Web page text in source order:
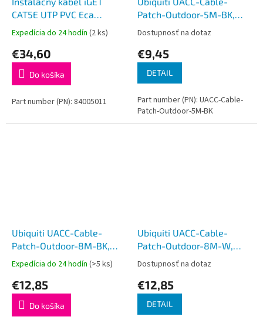
CAT5E UTP PVC Eca
100m/rola, kábel drôt, s
triedou reakcie na oheň
Eca
Expedícia do 24 hodín (2 ks)
€34,60
Do košíka
Part number (PN): 84005011
Patch-Outdoor-5M-BK,
Vonkajší UniFi patch kábel,
5m, Cat5e, čierny
Dostupnosť na dotaz
€9,45
DETAIL
Part number (PN): UACC-Cable-
Patch-Outdoor-5M-BK
Ubiquiti UACC-Cable-
Patch-Outdoor-8M-BK,
Vonkajší UniFi patch kábel,
8m, Cat5e, čierny
Expedícia do 24 hodín (>5 ks)
€12,85
Do košíka
Ubiquiti UACC-Cable-
Patch-Outdoor-8M-W,
Vonkajší UniFi patch kábel,
8m, Cat5e, biely
Dostupnosť na dotaz
€12,85
DETAIL